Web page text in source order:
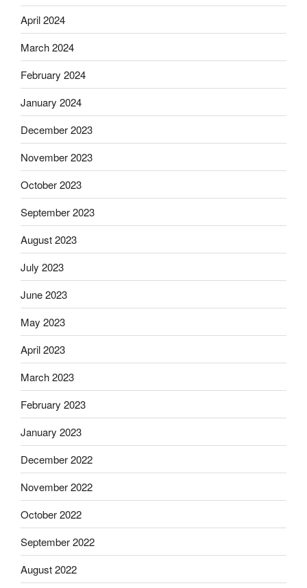
April 2024
March 2024
February 2024
January 2024
December 2023
November 2023
October 2023
September 2023
August 2023
July 2023
June 2023
May 2023
April 2023
March 2023
February 2023
January 2023
December 2022
November 2022
October 2022
September 2022
August 2022